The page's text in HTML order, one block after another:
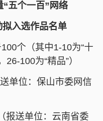
五个一百”网络
入选作品名单
个（其中1-10为“十
100为“精品”）
单位：保山市委网信
送单位：云南省委